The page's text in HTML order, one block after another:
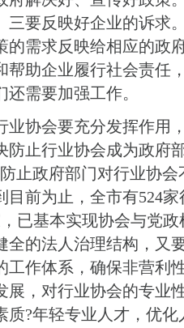
三要反映好企业的诉求
的需求反映给相应的政
帮助企业履行社会责任
需要加强工作。
协会要充分发挥作用
防止行业协会成为政府
止政府部门对行业协
目前为止，全市有524
已基本实现协会与党
全的法人治理结构，又
工作体系，确保非营利
展，对行业协会的专业
质?年轻专业人才，优